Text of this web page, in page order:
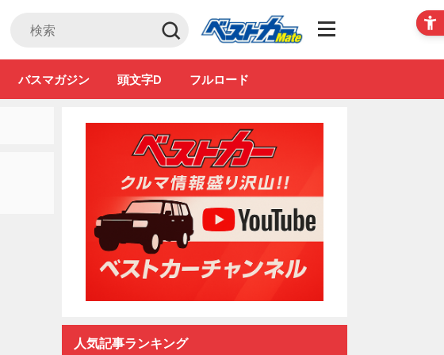
Club
バスマガジン 頭文字D フルロード
人気記事ランキング